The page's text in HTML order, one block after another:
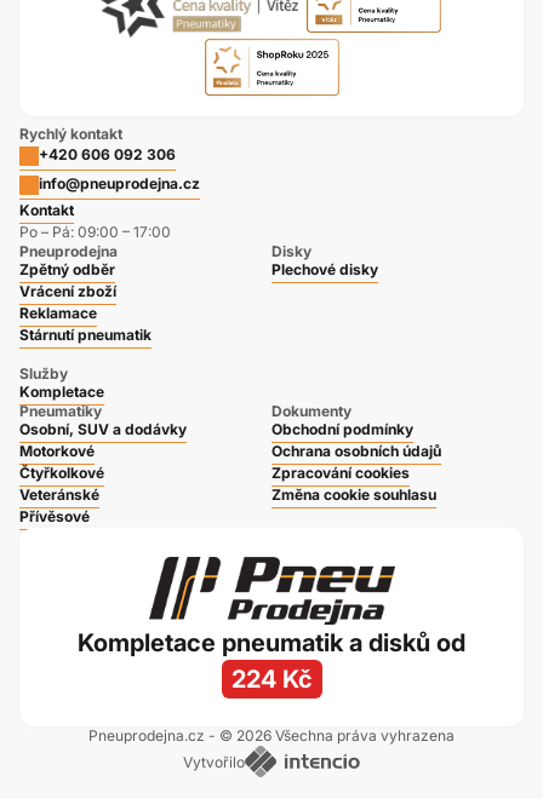
Rychlý kontakt
+420 606 092 306
info@pneuprodejna.cz
Kontakt
Po – Pá: 09:00 – 17:00
Pneuprodejna
Zpětný odběr
Vrácení zboží
Reklamace
Stárnutí pneumatik
Služby
Kompletace
Disky
Plechové disky
Pneumatiky
Osobní, SUV a dodávky
Motorkové
Čtyřkolkové
Veteránské
Přívěsové
Dokumenty
Obchodní podmínky
Ochrana osobních údajů
Zpracování cookies
Změna cookie souhlasu
Kompletace pneumatik a disků od
224 Kč
Pneuprodejna.cz - © 2026 Všechna práva vyhrazena
Vytvořilo